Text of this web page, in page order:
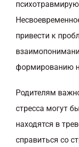
привести к
формированию
Родителям
стресса могут
находятся в
справиться со